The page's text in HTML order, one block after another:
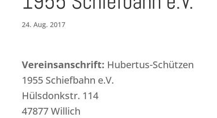
24. Aug. 2017
Vereinsanschrift: Hubertus-Schützen
1955 Schiefbahn e.V.
Hülsdonkstr. 114
47877 Willich